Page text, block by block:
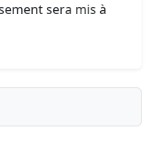
sera mis à